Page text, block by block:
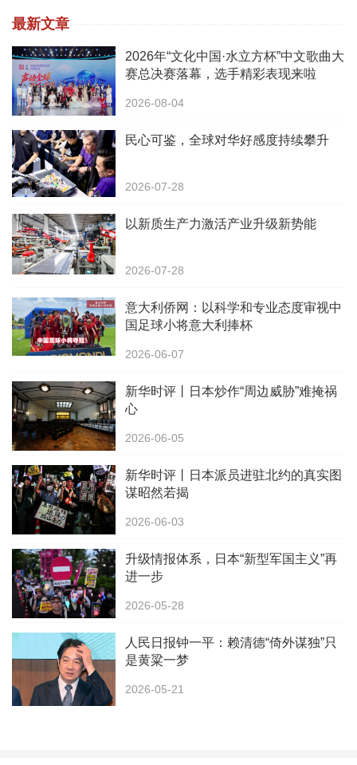
最新文章
2026年“文化中国·水立方杯”中文歌曲大
赛总决赛落幕，选手精彩表现来啦
2026-08-04
民心可鉴，全球对华好感度持续攀升
2026-07-28
以新质生产力激活产业升级新势能
2026-07-28
意大利侨网：以科学和专业态度审视中
国足球小将意大利捧杯
2026-06-07
新华时评丨日本炒作“周边威胁”难掩祸
心
2026-06-05
新华时评丨日本派员进驻北约的真实图
谋昭然若揭
2026-06-03
升级情报体系，日本“新型军国主义”再
进一步
2026-05-28
人民日报钟一平：赖清德“倚外谋独”只
是黄粱一梦
2026-05-21